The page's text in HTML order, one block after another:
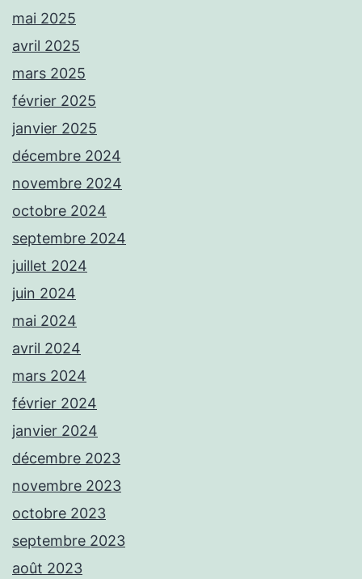
mai 2025
avril 2025
mars 2025
février 2025
janvier 2025
décembre 2024
novembre 2024
octobre 2024
septembre 2024
juillet 2024
juin 2024
mai 2024
avril 2024
mars 2024
février 2024
janvier 2024
décembre 2023
novembre 2023
octobre 2023
septembre 2023
août 2023